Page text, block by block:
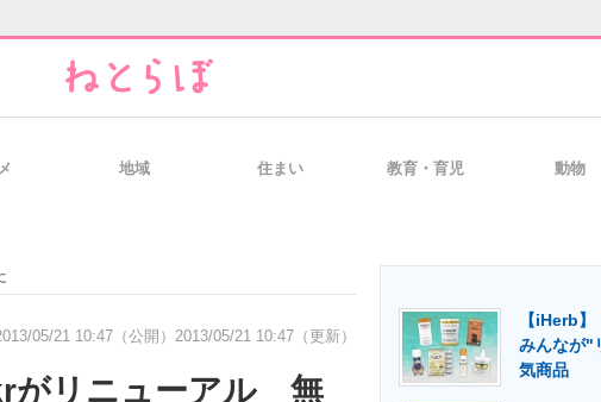
経営リーダーのコミュニティ マー
地域 住まい 教育・育児 動物
05/21 10:47（公開） 2013/05/21 10:47（更新）
がリニューアル 無
【iHerb
みんなが"
気商品